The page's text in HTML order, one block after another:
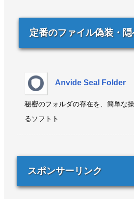
定番のファイル偽装・
Anvide Seal Folder
秘密のフォルダの存在を、簡単な
るソフトト
スポンサーリンク